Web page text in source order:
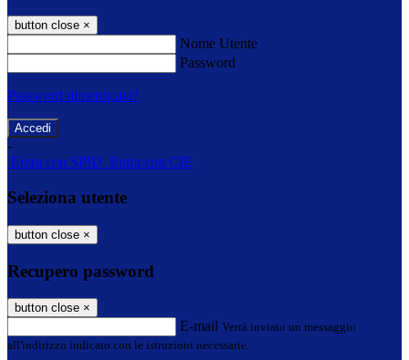
button close ×
Nome Utente
Password
Password dimenticata?
-
Entra con SPID Entra con CIE
Seleziona utente
button close ×
Recupero password
button close ×
E-mail Verrà inviato un messaggio
all'indirizzo indicato con le istruzioni necessarie.